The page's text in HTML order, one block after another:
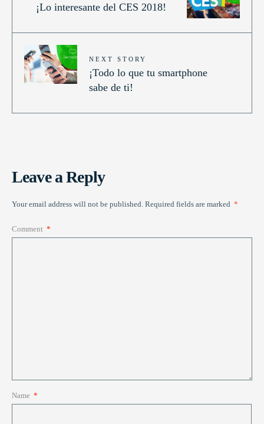
¡Lo interesante del CES 2018!
NEXT STORY
¡Todo lo que tu smartphone
sabe de ti!
Leave a Reply
Your email address will not be published. Required fields are marked *
Comment *
Name *